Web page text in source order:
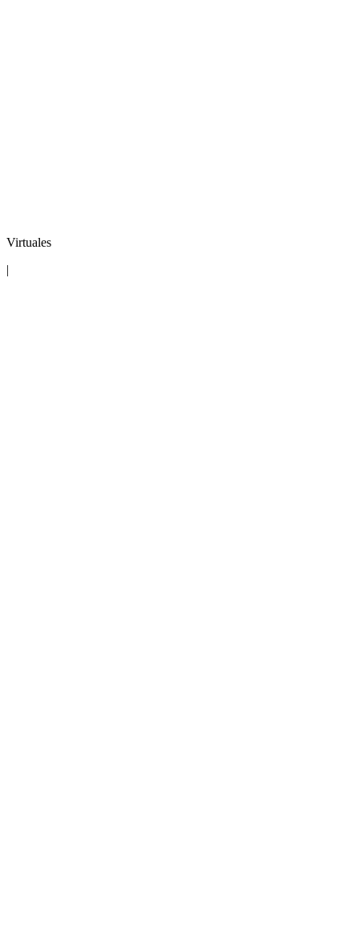
Virtuales
|